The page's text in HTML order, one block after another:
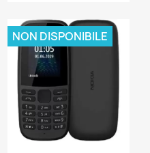
NON DISPONIBILE